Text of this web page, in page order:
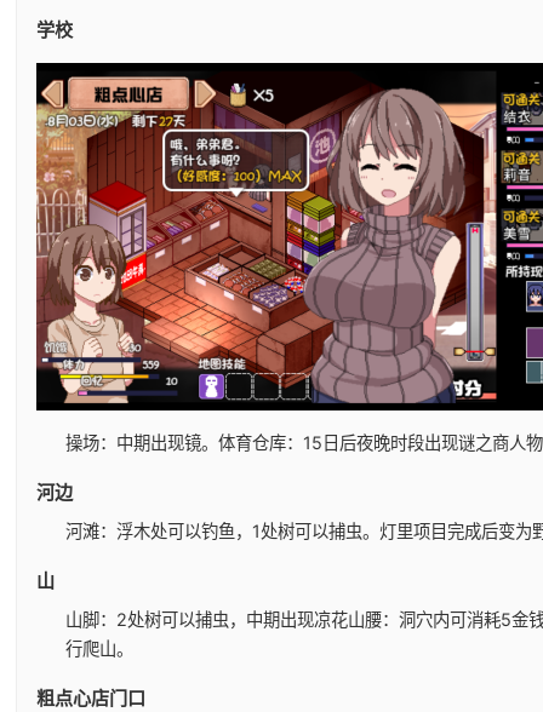
学校
操场：中期出现镜。 体育仓库：15日后夜晚时段出现谜之商人
河边
河滩：浮木处可以钓鱼，1处树可以捕虫。灯里项目完成后变为
山
山脚：2处树可以捕虫，中期出现凉花山腰：洞穴内可消耗5金
行爬山。
粗点心店门口